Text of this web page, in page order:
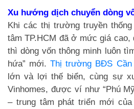
Xu hướng dịch chuyển dòng
Khi các thị trường truyền
tâm TP.HCM đã ở mức giá cao,
thì dòng vốn thông minh luôn
hứa” mới.Thị trường BĐS
lớn và lợi thế biển, cùng sự
Vinhomes, được ví như “Phú
– trung tâm phát triển mới